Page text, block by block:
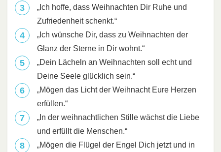
„Ich hoffe, dass Weihnachten Dir Ruhe und
Zufriedenheit schenkt.“
„Ich wünsche Dir, dass zu Weihnachten der
Glanz der Sterne in Dir wohnt.“
„Dein Lächeln an Weihnachten soll echt und
Deine Seele glücklich sein.“
„Mögen das Licht der Weihnacht Eure Herzen
erfüllen.“
„In der weihnachtlichen Stille wächst die Liebe
und erfüllt die Menschen.“
„Mögen die Flügel der Engel Dich jetzt und in